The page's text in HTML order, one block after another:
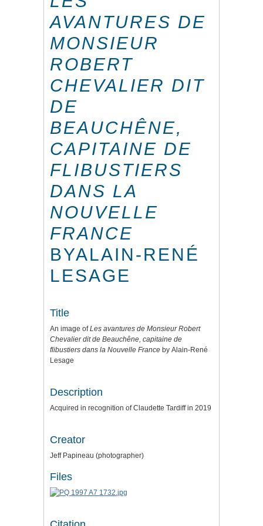
AVANTURES DE
MONSIEUR
ROBERT
CHEVALIER DIT
DE
BEAUCHÊNE,
CAPITAINE DE
FLIBUSTIERS
DANS LA
NOUVELLE
FRANCE
BYALAIN-RENÉ
LESAGE
Title
An image ofLes avantures de Monsieur Robert
Chevalier dit de Beauchêne, capitaine de
flibustiers dans la Nouvelle France by Alain-René
Lesage
Description
Acquired in recognition of Claudette Tardiff in 2019
Creator
Jeff Papineau (photographer)
Files